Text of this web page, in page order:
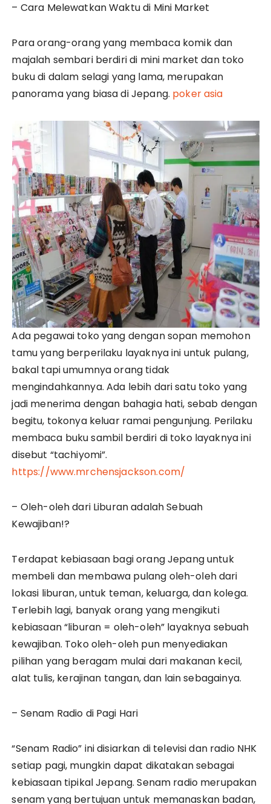
– Cara Melewatkan Waktu di Mini Market
Para orang-orang yang membaca komik dan
majalah sembari berdiri di mini market dan toko
buku di dalam selagi yang lama, merupakan
panorama yang biasa di Jepang. poker asia
Ada pegawai toko yang dengan sopan memohon
tamu yang berperilaku layaknya ini untuk pulang,
bakal tapi umumnya orang tidak
mengindahkannya. Ada lebih dari satu toko yang
jadi menerima dengan bahagia hati, sebab dengan
begitu, tokonya keluar ramai pengunjung. Perilaku
membaca buku sambil berdiri di toko layaknya ini
disebut “tachiyomi”.
https://www.mrchensjackson.com/
– Oleh-oleh dari Liburan adalah Sebuah
Kewajiban!?
Terdapat kebiasaan bagi orang Jepang untuk
membeli dan membawa pulang oleh-oleh dari
lokasi liburan, untuk teman, keluarga, dan kolega.
Terlebih lagi, banyak orang yang mengikuti
kebiasaan “liburan = oleh-oleh” layaknya sebuah
kewajiban. Toko oleh-oleh pun menyediakan
pilihan yang beragam mulai dari makanan kecil,
alat tulis, kerajinan tangan, dan lain sebagainya.
– Senam Radio di Pagi Hari
“Senam Radio” ini disiarkan di televisi dan radio NHK
setiap pagi, mungkin dapat dikatakan sebagai
kebiasaan tipikal Jepang. Senam radio merupakan
senam yang bertujuan untuk memanaskan badan,